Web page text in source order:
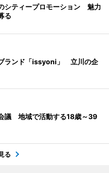
シティープロモーション 魅力
る
ランド「issyoni」 立川の企
議 地域で活動する18歳～39
る